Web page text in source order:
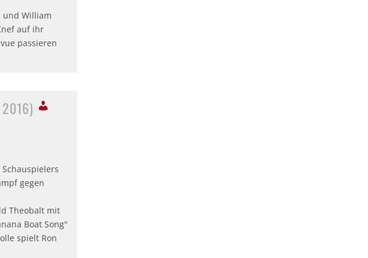
und William
auf ihr
passieren
gegen
Theobalt mit
Boat Song"
spielt Ron